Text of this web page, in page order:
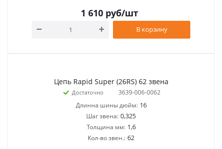
1 610руб/шт
В корзину
Цепь Rapid Super (26RS) 62 звена
Достаточно
3639-006-0062
Длинна шины дюйм: 16
Шаг звена: 0,325
Толщина мм: 1,6
Кол-во звен.: 62